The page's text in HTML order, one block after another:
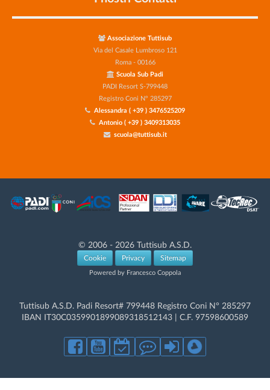
Associazione Tuttisub
Via del Casale Lumbroso 121
Roma - 00166
Scuola Sub Padi
PADI Resort S-799448
Registro Coni N° 285297
Alessandra ( +39 ) 3476525209
Antonio ( +39 ) 3409313035
scuola@tuttisub.it
© 2006 - 2026 Tuttisub A.S.D.
Cookie Privacy Sitemap
Powered by Francesco Coppola
Tuttisub A.S.D. Padi Resort# 799448 Registro Coni N° 285297
IBAN IT30C0359901899089318512143 | C.F. 97598600589